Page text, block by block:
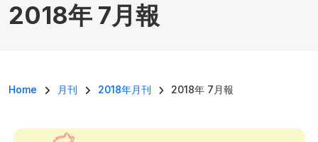
2018年 7月報
導航連結
Home 月刊 2018年月刊 2018年 7月報